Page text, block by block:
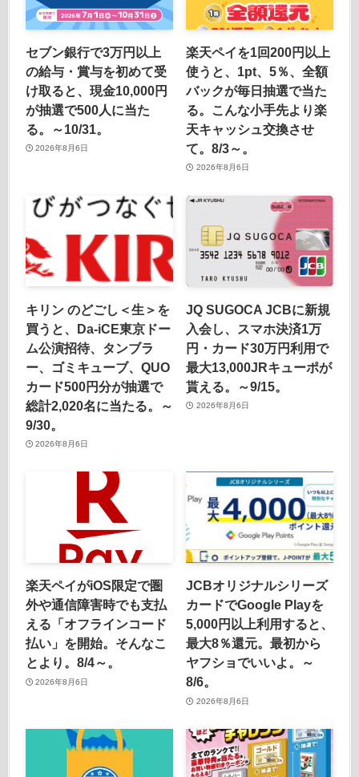
セブン銀行で3万円以上
の給与・賞与を初めて受
け取ると、現金10,000円
が抽選で500人に当た
る。～10/31。
2026年8月6日
楽天ペイを1回200円以上
使うと、1pt、5％、全額
バックが毎日抽選で当た
る。こんな小手先より楽
天キャッシュ交換させ
て。8/3～。
2026年8月6日
キリン のどごし＜生＞を
買うと、Da-iCE東京ドー
ム公演招待、タンブラ
ー、ゴミキューブ、QUO
カード500円分が抽選で
総計2,020名に当たる。～
9/30。
2026年8月6日
JQ SUGOCA JCBに新規
入会し、スマホ決済1万
円・カード30万円利用で
最大13,000JRキューポが
貰える。～9/15。
2026年8月6日
楽天ペイがiOS限定で圏
外や通信障害時でも支払
える「オフラインコード
払い」を開始。そんなこ
とより。8/4～。
2026年8月6日
JCBオリジナルシリーズ
カードでGoogle Playを
5,000円以上利用すると、
最大8％還元。最初から
ヤフショでいいよ。～
8/6。
2026年8月6日